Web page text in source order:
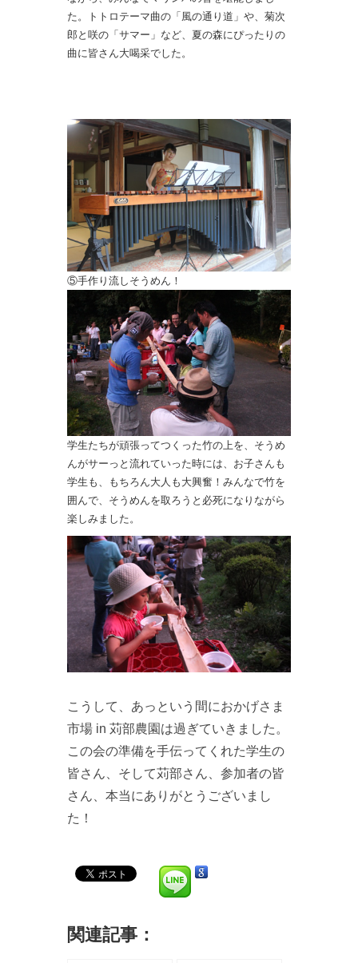
た。トトロテーマ曲の「風の通り道」や、菊次
郎と咲の「サマー」など、夏の森にぴったりの
曲に皆さん大喝采でした。
⑤手作り流しそうめん！
学生たちが頑張ってつくった竹の上を、そうめ
んがサーっと流れていった時には、お子さんも
学生も、もちろん大人も大興奮！みんなで竹を
囲んで、そうめんを取ろうと必死になりながら
楽しみました。
こうして、あっという間におかげさま
市場 in 苅部農園は過ぎていきました。
この会の準備を手伝ってくれた学生の
皆さん、そして苅部さん、参加者の皆
さん、本当にありがとうございまし
た！
関連記事：